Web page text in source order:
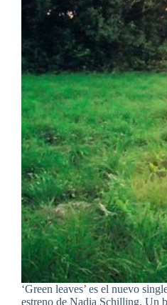
‘Green leaves’ es el nuevo
estreno de Nadia Schilling. Un